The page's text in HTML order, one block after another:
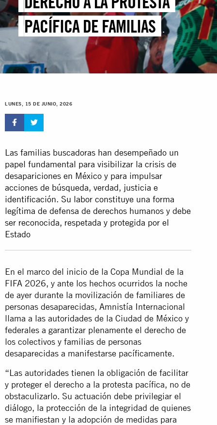
PACÍFICA DE FAMILIAS
BUSCADORAS
LUNES, 15 DE JUNIO, 2026
Las familias buscadoras han desempeñado un
papel fundamental para visibilizar la crisis de
desapariciones en México y para impulsar
acciones de búsqueda, verdad, justicia e
identificación. Su labor constituye una forma
legítima de defensa de derechos humanos y debe
ser reconocida, respetada y protegida por el
Estado
En el marco del inicio de la Copa Mundial de la
FIFA 2026, y ante los hechos ocurridos la noche
de ayer durante la movilización de familiares de
personas desaparecidas, Amnistía Internacional
llama a las autoridades de la Ciudad de México y
federales a garantizar plenamente el derecho de
los colectivos y familias de personas
desaparecidas a manifestarse pacíficamente.
“Las autoridades tienen la obligación de facilitar
y proteger el derecho a la protesta pacífica, no de
obstaculizarlo. Su actuación debe privilegiar el
diálogo, la protección de la integridad de quienes
se manifiestan y la adopción de medidas para